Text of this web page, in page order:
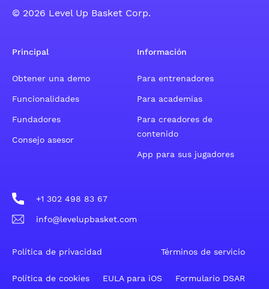
© 2026 Level Up Basket Corp.
Principal
Obtener una demo
Funcionalidades
Fundadores
Consejo asesor
Información
Para entrenadores
Para academias
Para creadores de
contenido
App para sus jugadores
+1 302 498 83 67
info@levelupbasket.com
Política de privacidad Términos de servicio
Política de cookies EULA para iOS Formulario DSAR